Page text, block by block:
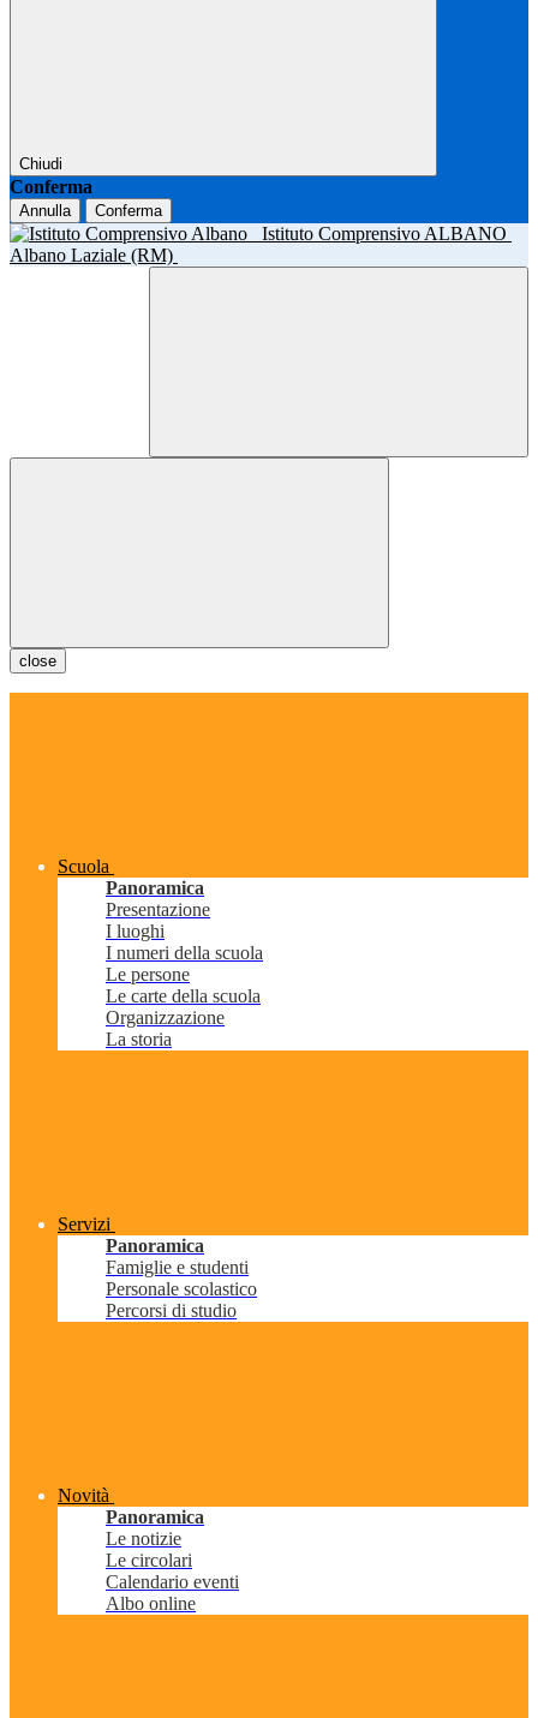
Chiudi
Conferma
Annulla Conferma
Istituto Comprensivo ALBANO
Albano Laziale (RM)
close
Scuola
Panoramica
Presentazione
I luoghi
I numeri della scuola
Le persone
Le carte della scuola
Organizzazione
La storia
Servizi
Panoramica
Famiglie e studenti
Personale scolastico
Percorsi di studio
Novità
Panoramica
Le notizie
Le circolari
Calendario eventi
Albo online